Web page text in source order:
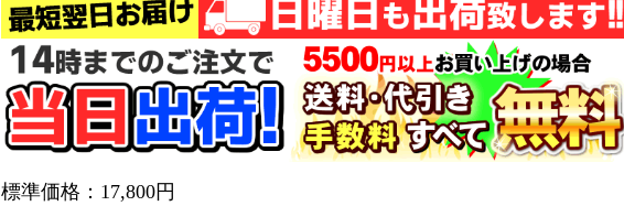
標準価格：17,800円